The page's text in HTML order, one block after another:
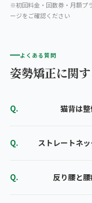
※初回料金・回数券・月額プ
ージをご確認ください
よくある質問
姿勢矯正に関
猫背は
ストレートネ
反り腰と